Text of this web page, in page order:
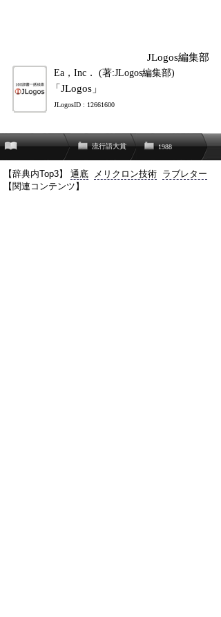
JLogos編集部
Ea，Inc． (著:JLogos編集部)
「JLogos」
JLogosID : 12661600
流行語大賞 1988
【辞典内Top3】 通底 メリクロン技術 ラブレター
【関連コンテンツ】